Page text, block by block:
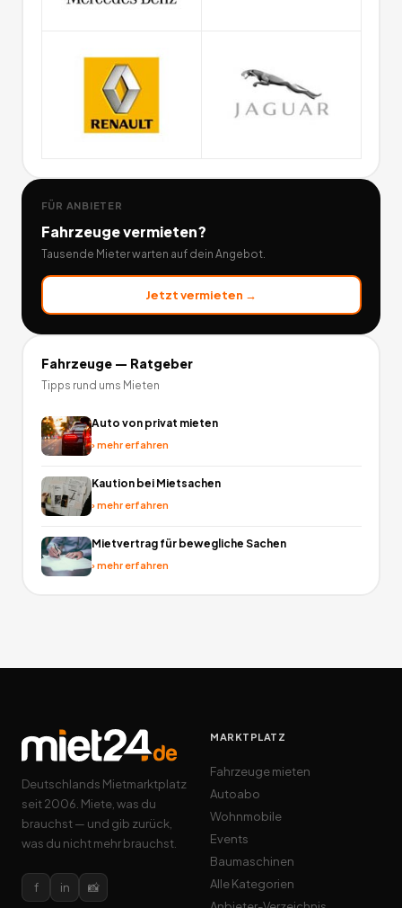
FÜR ANBIETER
Fahrzeugevermieten?
Tausende Mieter warten auf dein Angebot.
Jetzt vermieten →
Fahrzeuge— Ratgeber
Tipps rund ums Mieten
Auto von privat mieten
›mehr erfahren
Kaution bei Mietsachen
›mehr erfahren
Mietvertrag für bewegliche Sachen
›mehr erfahren
Deutschlands Mietmarktplatz
seit 2006. Miete, was du
brauchst — und gib zurück,
was du nicht mehr brauchst.
f in 📸
MARKTPLATZ
Fahrzeuge mieten
Autoabo
Wohnmobile
Events
Baumaschinen
Alle Kategorien